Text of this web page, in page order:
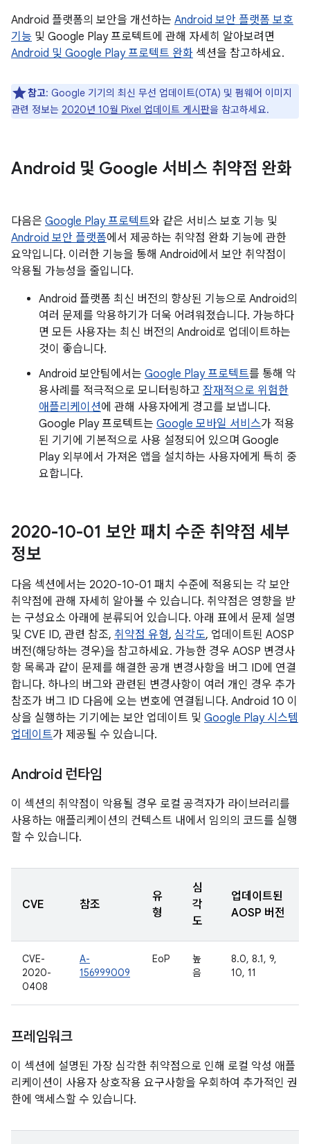
Android 플랫폼의 보안을 개선하는 Android 보안 플랫폼 보호
기능 및 Google Play 프로텍트에 관해 자세히 알아보려면
Android 및 Google Play 프로텍트 완화 섹션을 참고하세요.
참고: Google 기기의 최신 무선 업데이트(OTA) 및 펌웨어 이미지
관련 정보는 2020년 10월 Pixel 업데이트 게시판을 참고하세요.
Android 및 Google 서비스 취약점 완화
다음은 Google Play 프로텍트와 같은 서비스 보호 기능 및
Android 보안 플랫폼에서 제공하는 취약점 완화 기능에 관한
요약입니다. 이러한 기능을 통해 Android에서 보안 취약점이
악용될 가능성을 줄입니다.
Android 플랫폼 최신 버전의 향상된 기능으로 Android의
여러 문제를 악용하기가 더욱 어려워졌습니다. 가능하다
면 모든 사용자는 최신 버전의 Android로 업데이트하는
것이 좋습니다.
Android 보안팀에서는 Google Play 프로텍트를 통해 악
용사례를 적극적으로 모니터링하고 잠재적으로 위험한
애플리케이션에 관해 사용자에게 경고를 보냅니다.
Google Play 프로텍트는 Google 모바일 서비스가 적용
된 기기에 기본적으로 사용 설정되어 있으며 Google
Play 외부에서 가져온 앱을 설치하는 사용자에게 특히 중
요합니다.
2020-10-01 보안 패치 수준 취약점 세부
정보
다음 섹션에서는 2020-10-01 패치 수준에 적용되는 각 보안
취약점에 관해 자세히 알아볼 수 있습니다. 취약점은 영향을 받
는 구성요소 아래에 분류되어 있습니다. 아래 표에서 문제 설명
및 CVE ID, 관련 참조, 취약점 유형, 심각도, 업데이트된 AOSP
버전(해당하는 경우)을 참고하세요. 가능한 경우 AOSP 변경사
항 목록과 같이 문제를 해결한 공개 변경사항을 버그 ID에 연결
합니다. 하나의 버그와 관련된 변경사항이 여러 개인 경우 추가
참조가 버그 ID 다음에 오는 번호에 연결됩니다. Android 10 이
상을 실행하는 기기에는 보안 업데이트 및 Google Play 시스템
업데이트가 제공될 수 있습니다.
Android 런타임
이 섹션의 취약점이 악용될 경우 로컬 공격자가 라이브러리를
사용하는 애플리케이션의 컨텍스트 내에서 임의의 코드를 실행
할 수 있습니다.
CVE 참조
유
형
심
각
도
업데이트된
AOSP 버전
CVE-
2020-
0408
A-
156999009
EoP
높
음
8.0, 8.1, 9,
10, 11
프레임워크
이 섹션에 설명된 가장 심각한 취약점으로 인해 로컬 악성 애플
리케이션이 사용자 상호작용 요구사항을 우회하여 추가적인 권
한에 액세스할 수 있습니다.